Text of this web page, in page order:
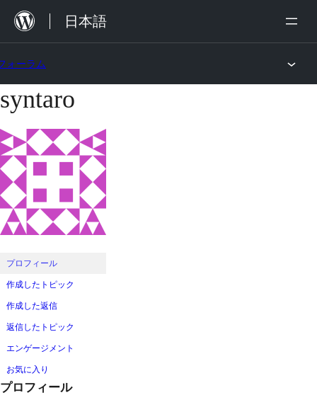
キ
ッ
プ
日本語
ォーラム
コ
ン
テ
ン
ツ
へ
ス
ッ
プ
syntaro
プロフィール
作成したトピック
作成した返信
返信したトピック
エンゲージメント
お気に入り
プロフィール